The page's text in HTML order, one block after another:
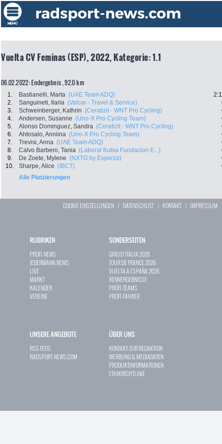
Vuelta CV Feminas (ESP), 2022, Kategorie: 1.1
06.02.2022: Endergebnis , 92.0 km
1. Bastianelli, Marta (UAE Team ADQ)
2.
Sanguineti, Ilaria (Valcar - Travel & Service)
3.
Schweinberger, Kathrin (Ceratizit - WNT Pro Cycling)
4.
Andersen, Susanne (Uno-X Pro Cycling Team)
5.
Alonso Dominguez, Sandra (Ceratizit - WNT Pro Cycling)
6.
Ahtosalo, Anniina (Uno-X Pro Cycling Team)
7.
Trevisi, Anna (UAE Team ADQ)
8.
Calvo Barbero, Tania (Laboral Kutxa Fundacion E...)
9.
De Zoete, Mylene (NXTG by Experza)
10.
Sharpe, Alice (IBCT)
Alle Platzierungen
COOKIE EINSTELLUNGEN | DATENSCHUTZ | KONTAKT| IMPRESSUM
RUBRIKEN
PROFI-NEWS
JEDERMANN-NEWS
LIVE
MARKT
KALENDER
VEREINE
SONDERSEITEN
GIRO D`ITALIA 2026
TOUR DE FRANCE 2026
VUELTA A ESPAÑA 2026
RENNERGEBNISSE
PROFI-TEAMS
PROFI-FAHRER
UNSERE ANGEBOTE
RSS-FEED
RADSPORT-NEWS.COM
ÜBER UNS
KONTAKT ZUR REDAKTION
WERBUNG & MEDIADATEN
PRODUKTINFORMATIONEN
ETHIKRICHTLINIE